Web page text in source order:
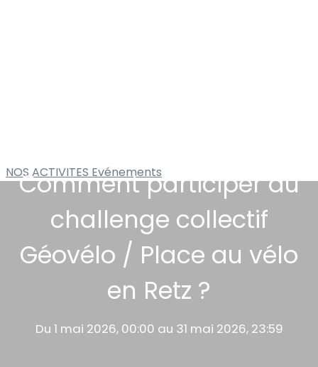
NOS ACTIVITES Evénements
Comment participer au
challenge collectif
Géovélo / Place au vélo
en Retz ?
Du 1 mai 2026, 00:00 au 31 mai 2026, 23:59